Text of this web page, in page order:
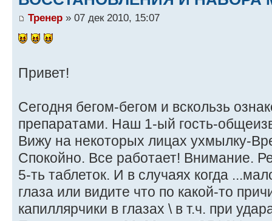
Тренер » 07 дек 2010, 15:07
Привет!
Сегодня бегом-бегом и вскользь
препаратами. Наш 1-ый гость-
Вижу на некоторых лицах ухмылку-
Спокойно. Все работает! Внимание.
5-ть таблеток. И в случаях когда
глаза или видите что по какой-то
капиллярчики в глазах \ в т.ч. при